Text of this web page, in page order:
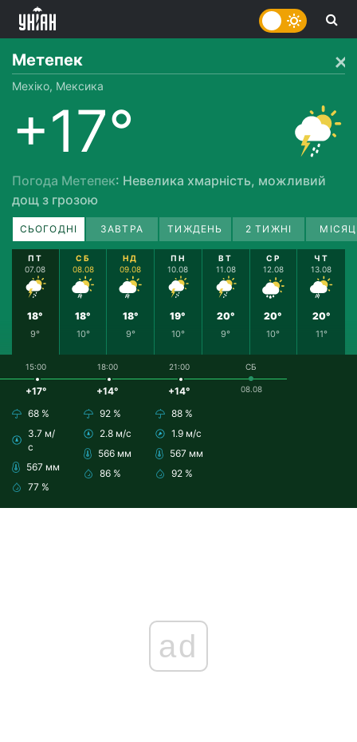
Метепек
Мехіко, Мексика
+17°
Погода Метепек: Невелика хмарність, можливий
дощ з грозою
СЬОГОДНІ ЗАВТРА ТИЖДЕНЬ 2 ТИЖНІ
ПТ
07.08
18°
9°
СБ
08.08
18°
10°
НД
09.08
18°
9°
ПН
10.08
19°
10°
ВТ
11.08
20°
9°
СР
12.08
20°
10°
ЧТ
13.08
20°
11°
15:00
+17°
68 %
3.7 м/
с
567 мм
77 %
18:00
+14°
92 %
2.8 м/с
566 мм
86 %
21:00
+14°
88 %
1.9 м/с
567 мм
92 %
СБ
08.08
ad